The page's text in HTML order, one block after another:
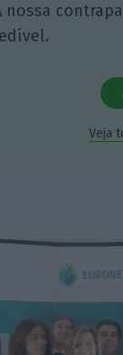
nossa
Veja